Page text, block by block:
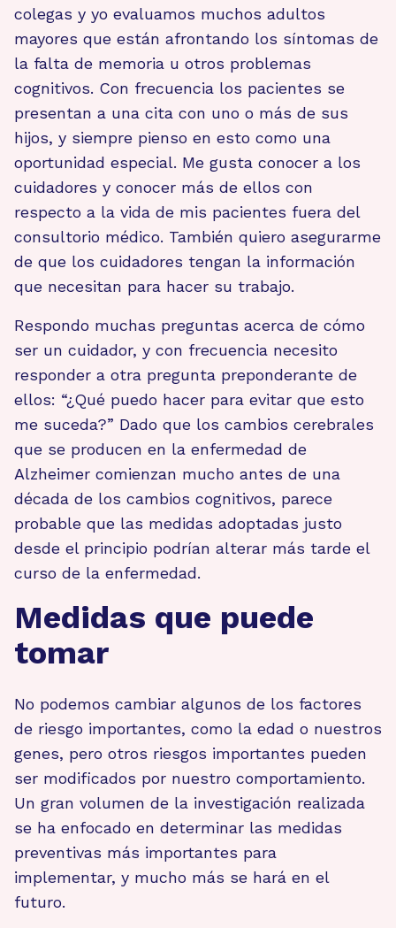
colegas y yo evaluamos muchos adultos
mayores que están afrontando los síntomas de
la falta de memoria u otros problemas
cognitivos. Con frecuencia los pacientes se
presentan a una cita con uno o más de sus
hijos, y siempre pienso en esto como una
oportunidad especial. Me gusta conocer a los
cuidadores y conocer más de ellos con
respecto a la vida de mis pacientes fuera del
consultorio médico. También quiero asegurarme
de que los cuidadores tengan la información
que necesitan para hacer su trabajo.
Respondo muchas preguntas acerca de cómo
ser un cuidador, y con frecuencia necesito
responder a otra pregunta preponderante de
ellos: “¿Qué puedo hacer para evitar que esto
me suceda?” Dado que los cambios cerebrales
que se producen en la enfermedad de
Alzheimer comienzan mucho antes de una
década de los cambios cognitivos, parece
probable que las medidas adoptadas justo
desde el principio podrían alterar más tarde el
curso de la enfermedad.
Medidas que puede
tomar
No podemos cambiar algunos de los factores
de riesgo importantes, como la edad o nuestros
genes, pero otros riesgos importantes pueden
ser modificados por nuestro comportamiento.
Un gran volumen de la investigación realizada
se ha enfocado en determinar las medidas
preventivas más importantes para
implementar, y mucho más se hará en el
futuro.